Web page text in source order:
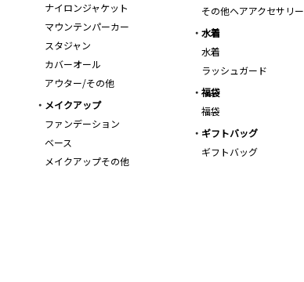
ナイロンジャケット
マウンテンパーカー
スタジャン
カバーオール
アウター/その他
その他ヘアアクセサリー
水着
水着
ラッシュガード
福袋
福袋
メイクアップ
ファンデーション
ベース
メイクアップその他
ギフトバッグ
ギフトバッグ